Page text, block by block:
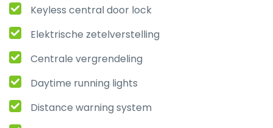
Keyless central door lock
Elektrische zetelverstelling
Centrale vergrendeling
Daytime running lights
Distance warning system